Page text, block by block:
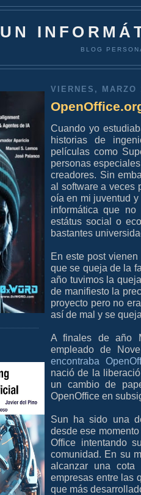
UN
BLOG
VIERNES, MARZO
Cuando yo
historias de
películas como
personas
creadores. Sin
al software a veces
oía en mi juventud
informática que
estátus social o
bastantes
En este post
que se queja de la
año tuvimos la
de manifiesto la
proyecto pero no
así de mal y se
A finales de año
empleado de
encontraba
nació de la
un cambio de
OpenOffice en
Sun ha sido una
desde ese
Office intentando
comunidad. En su
alcanzar una cota
empresas entre las
que más